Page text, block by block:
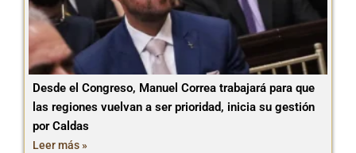
Desde el Congreso, Manuel Correa trabajará para que
las regiones vuelvan a ser prioridad, inicia su gestión
por Caldas
Leer más »